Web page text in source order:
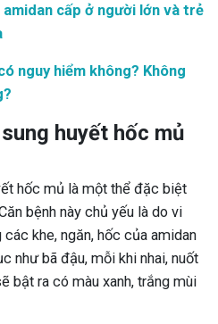
amidan cấp ở người lớn và trẻ
nguy hiểm không? Không
huyết hốc mủ
hốc mủ là một thể đặc biệt
bệnh này chủ yếu là do vi
các khe, ngăn, hốc của amidan
như bã đậu, mỗi khi nhai, nuốt
bật ra có màu xanh, trắng mùi